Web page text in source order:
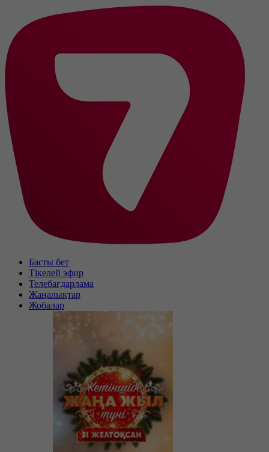
Басты бет
Тікелей эфир
Телебағдарлама
Жаңалықтар
Жобалар